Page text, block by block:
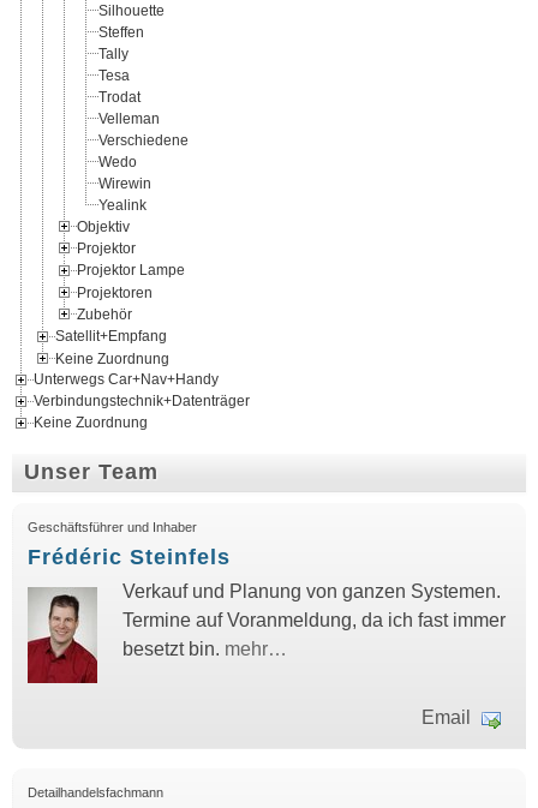
Silhouette
Steffen
Tally
Tesa
Trodat
Velleman
Verschiedene
Wedo
Wirewin
Yealink
Objektiv
Projektor
Projektor Lampe
Projektoren
Zubehör
Satellit+Empfang
Keine Zuordnung
Unterwegs Car+Nav+Handy
Verbindungstechnik+Datenträger
Keine Zuordnung
Unser Team
Geschäftsführer und Inhaber
Frédéric Steinfels
Verkauf und Planung von ganzen Systemen.
Termine auf Voranmeldung, da ich fast immer
besetzt bin. mehr…
Email
Detailhandelsfachmann